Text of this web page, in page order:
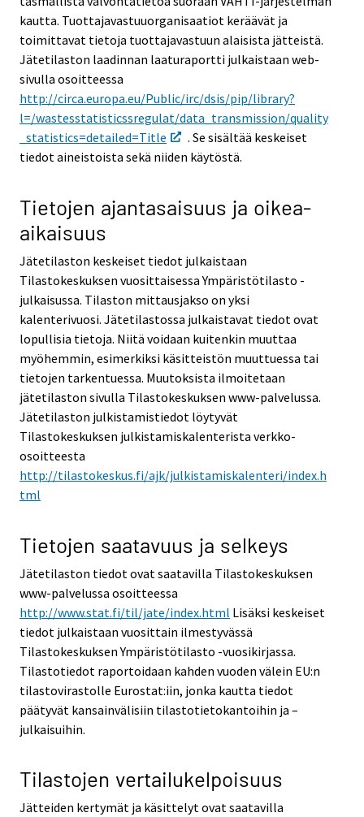
kautta. Tuottajavastuuorganisaatiot keräävät ja
toimittavat tietoja tuottajavastuun alaisista jätteistä.
Jätetilaston laadinnan laaturaportti julkaistaan web-
sivulla osoitteessa
http://circa.europa.eu/Public/irc/dsis/pip/library?
l=/wastesstatisticssregulat/data_transmission/quality
_statistics=detailed=Title
. Se sisältää keskeiset
tiedot aineistoista sekä niiden käytöstä.
Tietojen ajantasaisuus ja oikea-
aikaisuus
Jätetilaston keskeiset tiedot julkaistaan
Tilastokeskuksen vuosittaisessa Ympäristötilasto -
julkaisussa. Tilaston mittausjakso on yksi
kalenterivuosi. Jätetilastossa julkaistavat tiedot ovat
lopullisia tietoja. Niitä voidaan kuitenkin muuttaa
myöhemmin, esimerkiksi käsitteistön muuttuessa tai
tietojen tarkentuessa. Muutoksista ilmoitetaan
jätetilaston sivulla Tilastokeskuksen www-palvelussa.
Jätetilaston julkistamistiedot löytyvät
Tilastokeskuksen julkistamiskalenterista verkko-
osoitteesta
http://tilastokeskus.fi/ajk/julkistamiskalenteri/index.h
tml
Tietojen saatavuus ja selkeys
Jätetilaston tiedot ovat saatavilla Tilastokeskuksen
www-palvelussa osoitteessa
http://www.stat.fi/til/jate/index.html Lisäksi keskeiset
tiedot julkaistaan vuosittain ilmestyvässä
Tilastokeskuksen Ympäristötilasto -vuosikirjassa.
Tilastotiedot raportoidaan kahden vuoden välein EU:n
tilastovirastolle Eurostat:iin, jonka kautta tiedot
päätyvät kansainvälisiin tilastotietokantoihin ja –
julkaisuihin.
Tilastojen vertailukelpoisuus
Jätteiden kertymät ja käsittelyt ovat saatavilla